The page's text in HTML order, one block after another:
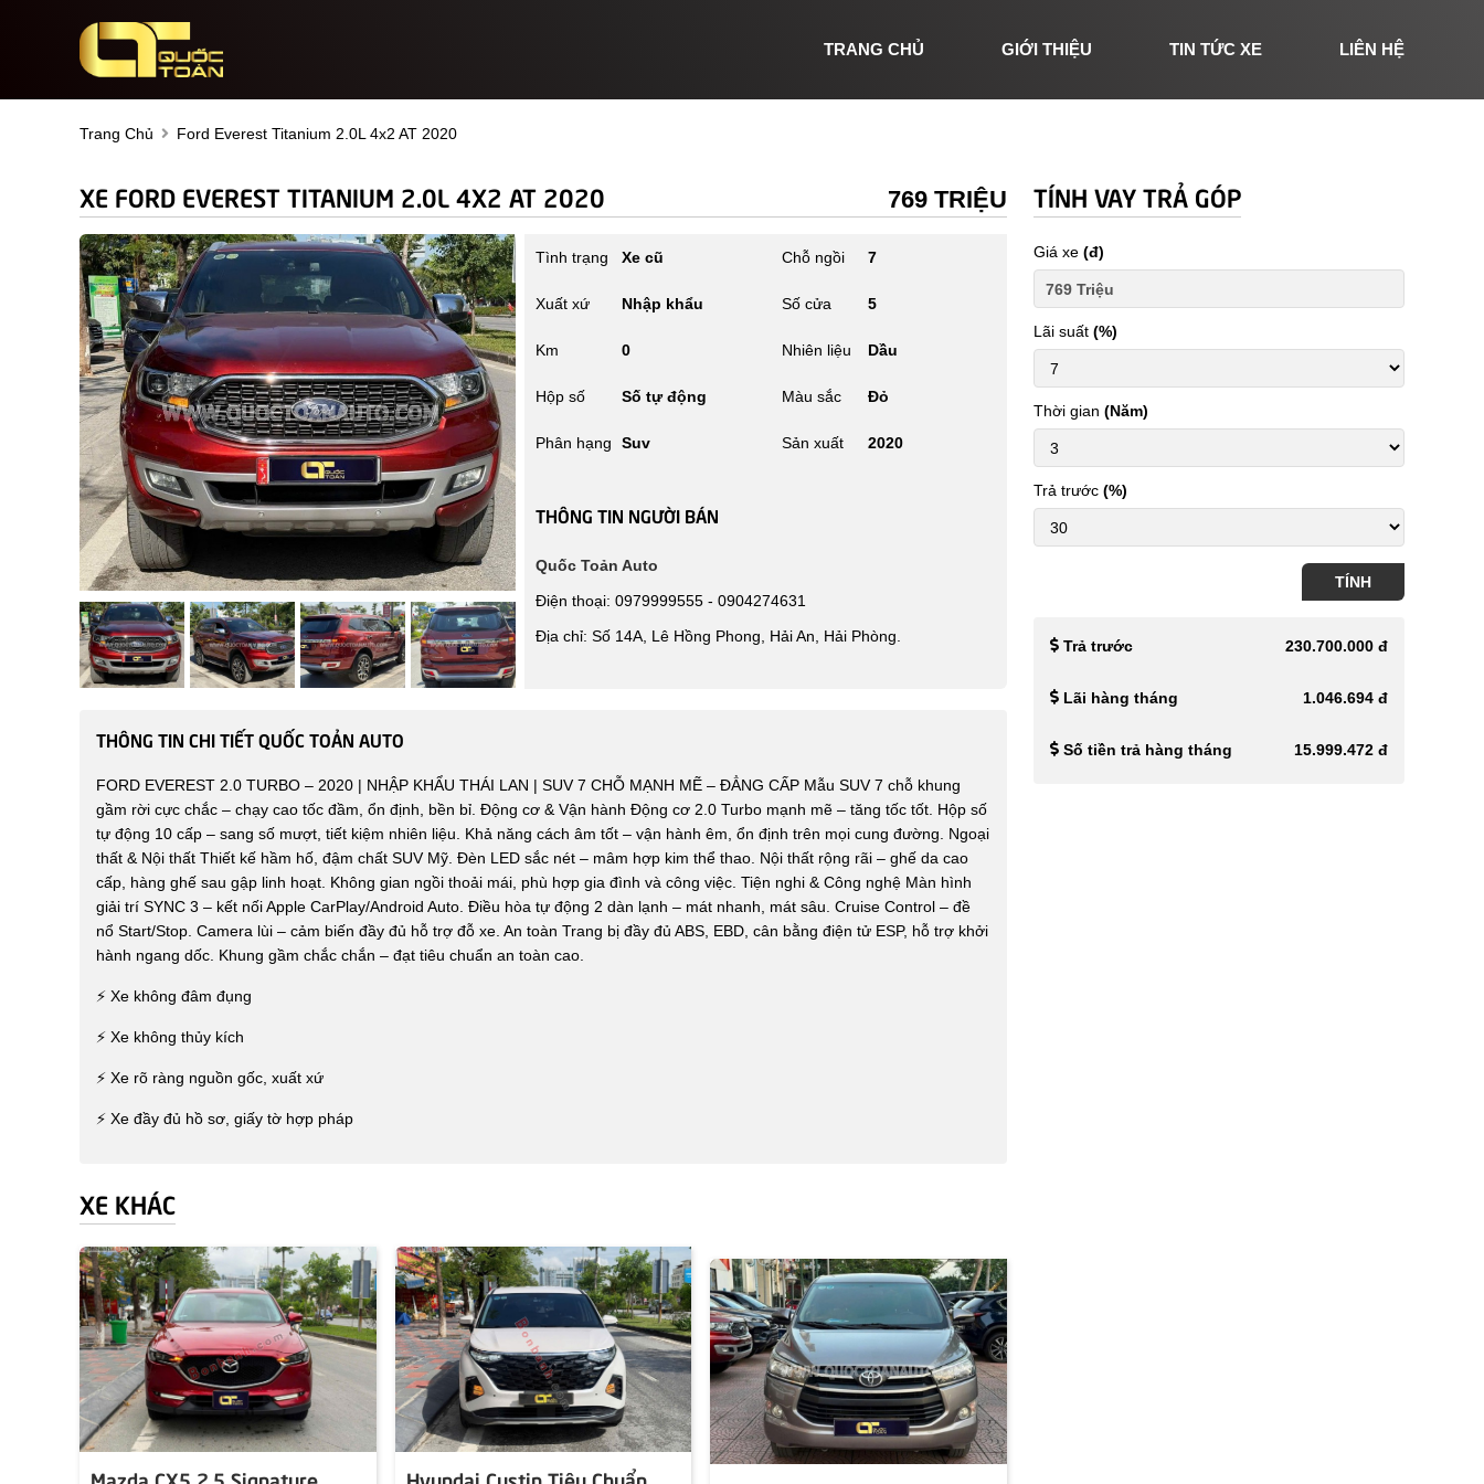
TRANG CHỦ GIỚI THIỆU TIN TỨC XE LIÊN HỆ
Trang Chủ Ford Everest Titanium 2.0L 4x2 AT 2020
XE FORD EVEREST TITANIUM 2.0L 4X2 AT 2020 769 TRIỆU
Tình trạng Xe cũ
Xuất xứ Nhập khẩu
Km 0
Hộp số Số tự động
Phân hạng Suv
Chỗ ngồi 7
Số cửa 5
Nhiên liệu Dầu
Màu sắc Đỏ
Sản xuất 2020
THÔNG TIN NGƯỜI BÁN
Quốc Toản Auto
Điện thoại: 0979999555 - 0904274631
Địa chỉ: Số 14A, Lê Hồng Phong, Hải An, Hải Phòng.
THÔNG TIN CHI TIẾT QUỐC TOẢN AUTO
FORD EVEREST 2.0 TURBO – 2020 | NHẬP KHẨU THÁI LAN | SUV 7 CHỖ MẠNH MẼ – ĐẲNG CẤP Mẫu SUV 7 chỗ khung
gầm rời cực chắc – chạy cao tốc đầm, ổn định, bền bỉ. Động cơ & Vận hành Động cơ 2.0 Turbo mạnh mẽ – tăng tốc tốt. Hộp số
tự động 10 cấp – sang số mượt, tiết kiệm nhiên liệu. Khả năng cách âm tốt – vận hành êm, ổn định trên mọi cung đường. Ngoại
thất & Nội thất Thiết kế hầm hố, đậm chất SUV Mỹ. Đèn LED sắc nét – mâm hợp kim thể thao. Nội thất rộng rãi – ghế da cao
cấp, hàng ghế sau gập linh hoạt. Không gian ngồi thoải mái, phù hợp gia đình và công việc. Tiện nghi & Công nghệ Màn hình
giải trí SYNC 3 – kết nối Apple CarPlay/Android Auto. Điều hòa tự động 2 dàn lạnh – mát nhanh, mát sâu. Cruise Control – đề
nổ Start/Stop. Camera lùi – cảm biến đầy đủ hỗ trợ đỗ xe. An toàn Trang bị đầy đủ ABS, EBD, cân bằng điện tử ESP, hỗ trợ khởi
hành ngang dốc. Khung gầm chắc chắn – đạt tiêu chuẩn an toàn cao.
⚡ Xe không đâm đụng
⚡ Xe không thủy kích
⚡ Xe rõ ràng nguồn gốc, xuất xứ
⚡ Xe đầy đủ hồ sơ, giấy tờ hợp pháp
TÍNH VAY TRẢ GÓP
Giá xe (đ)
Lãi suất (%)
Thời gian (Năm)
Trả trước (%)
TÍNH
Trả trước 230.700.000 đ
Lãi hàng tháng 1.046.694 đ
Số tiền trả hàng tháng 15.999.472 đ
XE KHÁC